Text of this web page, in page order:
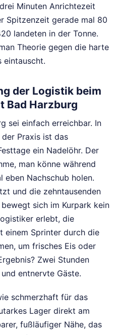
Minuten Anrichtezeit
Spitzenzeit gerade mal 80
landeten in der Tonne.
Theorie gegen die harte
eintauscht.
der Logistik beim
Bad Harzburg
sei einfach erreichbar. In
Praxis ist das
ein Nadelöhr. Der
man könne während
eben Nachschub holen.
und die zehntausenden
sich im Kurpark kein
erlebt, die
einem Sprinter durch die
um frisches Eis oder
Zwei Stunden
entnervte Gäste.
schmerzhaft für das
Lager direkt am
fußläufiger Nähe, das